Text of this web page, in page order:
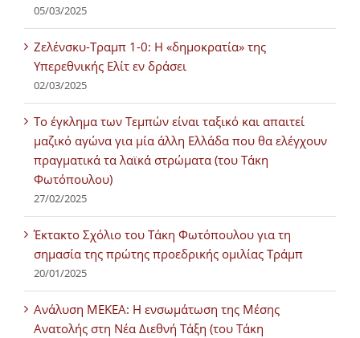
05/03/2025
Ζελένσκυ-Τραμπ 1-0: Η «δημοκρατία» της
Υπερεθνικής Ελίτ εν δράσει
02/03/2025
Tο έγκλημα των Τεμπών είναι ταξικό και απαιτεί
μαζικό αγώνα για μία άλλη Ελλάδα που θα ελέγχουν
πραγματικά τα λαϊκά στρώματα (του Τάκη
Φωτόπουλου)
27/02/2025
Έκτακτο Σχόλιο του Τάκη Φωτόπουλου για τη
σημασία της πρώτης προεδρικής ομιλίας Τράμπ
20/01/2025
Ανάλυση ΜΕΚΕΑ: Η ενσωμάτωση της Μέσης
Ανατολής στη Νέα Διεθνή Τάξη (του Τάκη